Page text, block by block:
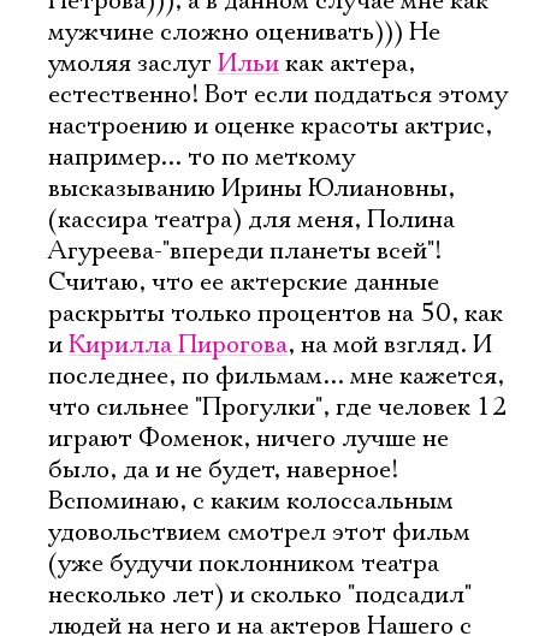
мужчине сложно оценивать))) Не
умоляя заслуг Ильикак актера,
естественно! Вот если поддаться этому
настроению и оценке красоты актрис,
например... то по меткому
высказыванию Ирины Юлиановны,
(кассира театра) для меня, Полина
Агуреева-"впереди планеты всей"!
Считаю, что ее актерские данные
раскрыты только процентов на 50, как
иКирилла Пирогова, на мой взгляд. И
последнее, по фильмам... мне кажется,
что сильнее "Прогулки", где человек 12
играют Фоменок, ничего лучше не
было, да и не будет, наверное!
Вспоминаю, с каким колоссальным
удовольствием смотрел этот фильм
(уже будучи поклонником театра
несколько лет) и сколько "подсадил"
людей на него и на актеров Нашего с
Имя
Ознакомиться